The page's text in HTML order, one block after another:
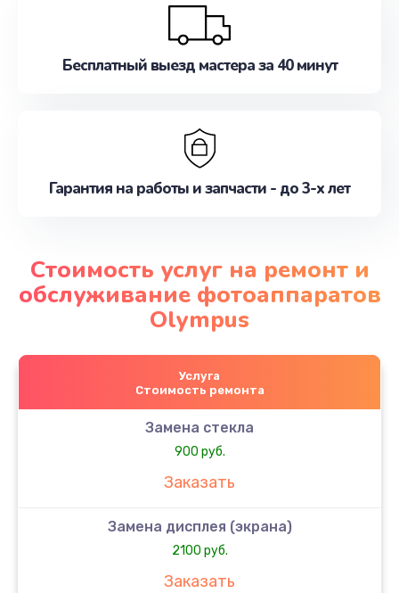
Бесплатный выезд мастера за 40 минут
Гарантия на работы и запчасти - до 3-х лет
Стоимость услуг на ремонт и
обслуживание фотоаппаратов
Olympus
Услуга
Стоимость ремонта
Замена стекла
900 руб.
Заказать
Замена дисплея (экрана)
2100 руб.
Заказать